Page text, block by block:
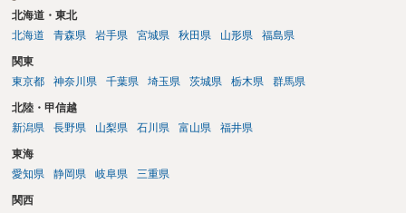
北海道・東北
北海道
青森県 岩手県 宮城県 秋田県 山形県 福島県
関東
東京都
神奈川県 千葉県 埼玉県 茨城県 栃木県 群馬県
北陸・甲信越
新潟県
長野県 山梨県 石川県 富山県 福井県
東海
愛知県
静岡県 岐阜県 三重県
関西